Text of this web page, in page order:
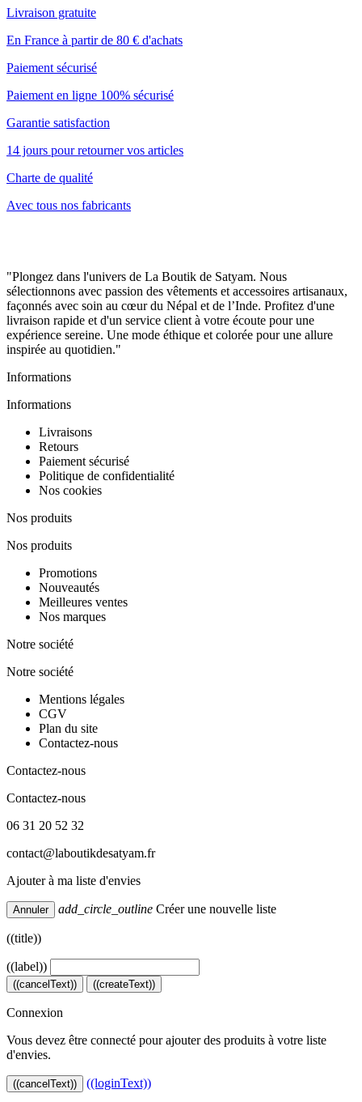
Livraison gratuite
En France à partir de 80 € d'achats
Paiement sécurisé
Paiement en ligne 100% sécurisé
Garantie satisfaction
14 jours pour retourner vos articles
Charte de qualité
Avec tous nos fabricants
"Plongez dans l'univers de La Boutik de Satyam. Nous
sélectionnons avec passion des vêtements et accessoires artisanaux,
façonnés avec soin au cœur du Népal et de l’Inde. Profitez d'une
livraison rapide et d'un service client à votre écoute pour une
expérience sereine. Une mode éthique et colorée pour une allure
inspirée au quotidien."
Informations
Informations
Livraisons
Retours
Paiement sécurisé
Politique de confidentialité
Nos cookies
Nos produits
Nos produits
Promotions
Nouveautés
Meilleures ventes
Nos marques
Notre société
Notre société
Mentions légales
CGV
Plan du site
Contactez-nous
Contactez-nous
Contactez-nous
06 31 20 52 32
contact@laboutikdesatyam.fr
Ajouter à ma liste d'envies
Annuler add_circle_outline Créer une nouvelle liste
((title))
((label))
((cancelText)) ((createText))
Connexion
Vous devez être connecté pour ajouter des produits à votre liste
d'envies.
((cancelText)) ((loginText))